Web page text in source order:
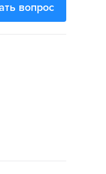
вопрос